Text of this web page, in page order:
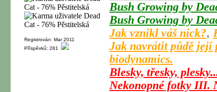
Registrován: Mar 2011
Příspěvků: 281
Bush Growing by
Bush Growing by
Jak vznikl váš nick?,
Jak navrátit půdě její
biodynamics.
Blesky, třesky,
Nekonopné fotky III.